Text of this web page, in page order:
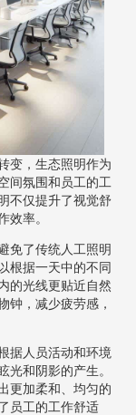
变，生态照明作为
间氛围和员工的工
不仅提升了视觉舒
效率。
免了传统人工照明
根据一天中的不同
的光线更贴近自然
钟，减少疲劳感，
据人员活动和环境
光和阴影的产生。
更加柔和、均匀的
员工的工作舒适